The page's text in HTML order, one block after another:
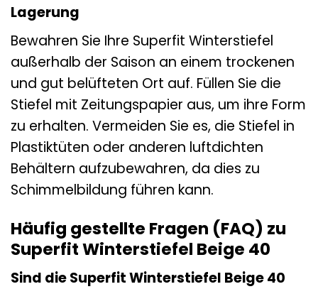
Lagerung
Bewahren Sie Ihre Superfit Winterstiefel
außerhalb der Saison an einem trockenen
und gut belüfteten Ort auf. Füllen Sie die
Stiefel mit Zeitungspapier aus, um ihre Form
zu erhalten. Vermeiden Sie es, die Stiefel in
Plastiktüten oder anderen luftdichten
Behältern aufzubewahren, da dies zu
Schimmelbildung führen kann.
Häufig gestellte Fragen (FAQ) zu
Superfit Winterstiefel Beige 40
Sind die Superfit Winterstiefel Beige 40